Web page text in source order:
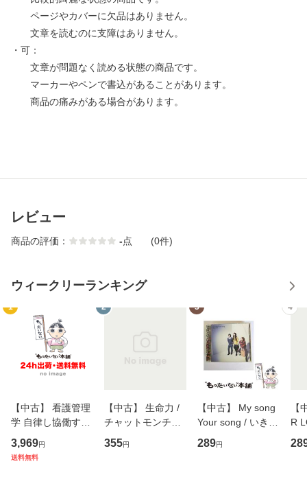
ページやカバーに欠品はありません。
文章を読むのに支障はありません。
・可：
文章が問題なく読める状態の商品です。
マーカーやペンで書込があることがあります。
商品の痛みがある場合があります。
レビュー
商品の評価： -点 (0件)
ウィークリーランキング
1
【中古】 看護管理
学 自律し協働する
専門職の看護マネ
ジメントスキル 改
3,969円
送料無料
2
【中古】 生命力 /
チャットモンチー /
キューンレコード
[CD]【メール便送
355円
3
【中古】 My song
Your song / いきも
のがかり / [CD]
【メール便送料無
289円
4
【
R
産